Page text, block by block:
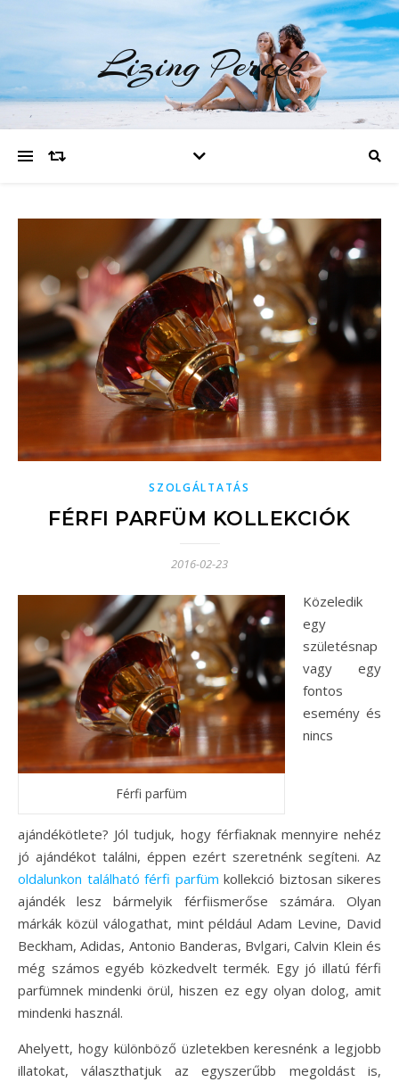
Lizing Percek
SZOLGÁLTATÁS
FÉRFI PARFÜM KOLLEKCIÓK
2016-02-23
Férfi parfüm
Közeledik
egy
születésnap
vagy egy
fontos
esemény és
nincs
ajándékötlete? Jól tudjuk, hogy férfiaknak mennyire nehéz
jó ajándékot találni, éppen ezért szeretnénk segíteni. Az
oldalunkon található férfi parfüm kollekció biztosan sikeres
ajándék lesz bármelyik férfiismerőse számára. Olyan
márkák közül válogathat, mint például Adam Levine, David
Beckham, Adidas, Antonio Banderas, Bvlgari, Calvin Klein és
még számos egyéb közkedvelt termék. Egy jó illatú férfi
parfümnek mindenki örül, hiszen ez egy olyan dolog, amit
mindenki használ.
Ahelyett, hogy különböző üzletekben keresnénk a legjobb
illatokat, választhatjuk az egyszerűbb megoldást is,